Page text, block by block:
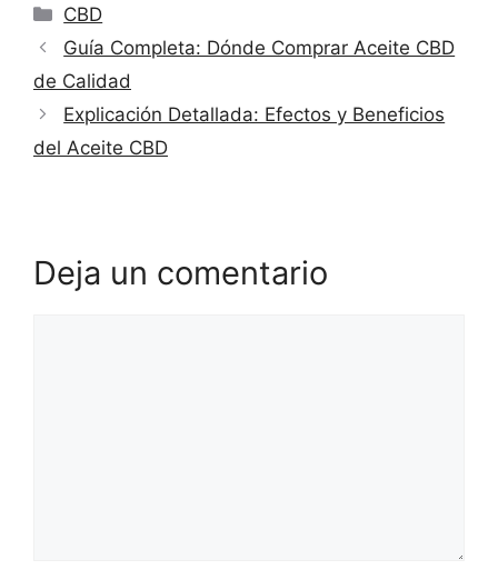
Categorías
CBD
Guía Completa: Dónde Comprar Aceite CBD
de Calidad
Explicación Detallada: Efectos y Beneficios
del Aceite CBD
Deja un comentario